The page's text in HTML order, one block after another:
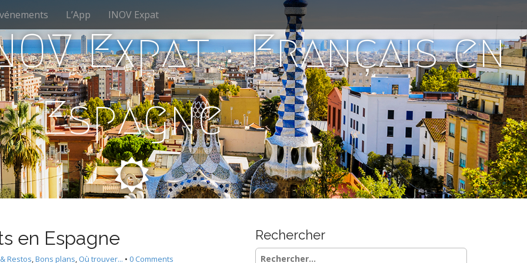
L’App INOV Expat
Expat : Français en
Espagne
en Espagne
Restos,Bons plans, Où trouver... • 0 Comments
Rechercher
Rechercher :